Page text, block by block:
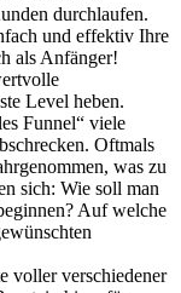
durchlaufen.
und effektiv Ihre
als Anfänger!
Level heben.
Funnel“ viele
Oftmals
was zu
sich: Wie soll man
Auf welche
voller verschiedener